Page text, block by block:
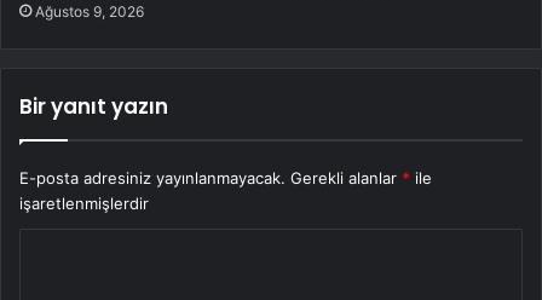
Ağustos 9, 2026
Bir yanıt yazın
E-posta adresiniz yayınlanmayacak. Gerekli alanlar * ile
işaretlenmişlerdir